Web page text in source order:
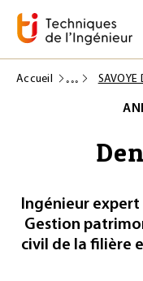
Accueil SAVOYE
Ingénieur
Gestion
civil de la filière